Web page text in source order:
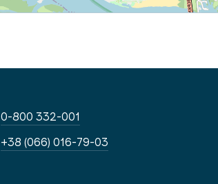
0-800 332-001
+38 (066) 016-79-03